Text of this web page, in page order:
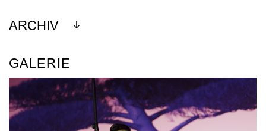
ARCHIV
GALERIE